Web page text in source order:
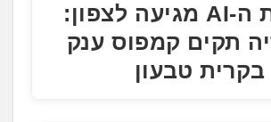
מהפכת ה-AI מגיעה לצפון:
תקים קמפוס ענק
בקרית טבעון